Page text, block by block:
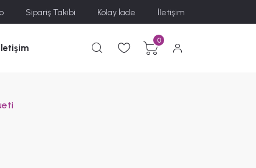
Sipariş Takibi Kolay İade İletişim
0